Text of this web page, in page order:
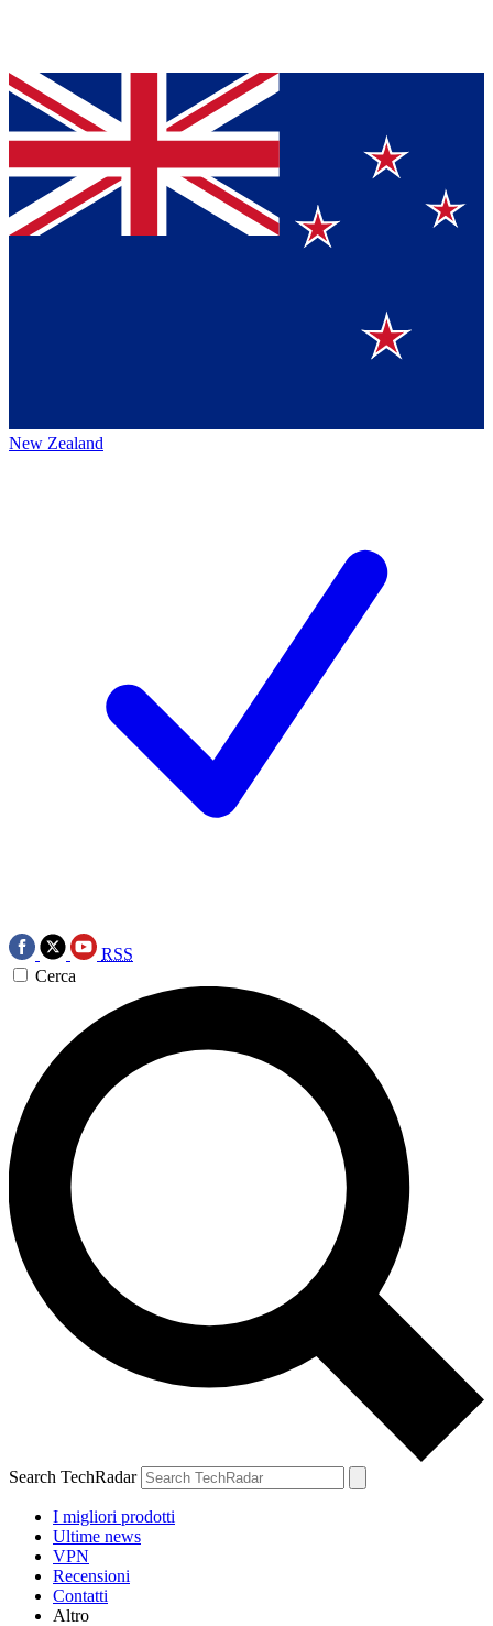
New Zealand
RSS
Cerca
Search TechRadar
I migliori prodotti
Ultime news
VPN
Recensioni
Contatti
Altro